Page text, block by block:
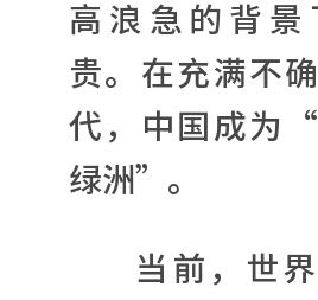
高浪急的背景
贵。在充满不
代，中国成为
绿洲”。
当前，世